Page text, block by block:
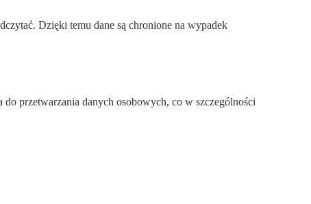
Dzięki temu dane są chronione na wypadek
przetwarzania danych osobowych, co w szczególności